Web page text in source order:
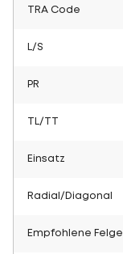
TRA Code
L/S
PR
TL/TT
Einsatz
Radial/Diagonal
Empfohlene Felge